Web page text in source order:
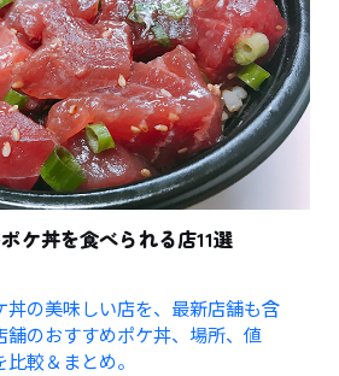
ケ丼を食べられる店11選
丼の美味しい店を、最新店舗も含
舗のおすすめポケ丼、場所、値
較＆まとめ。